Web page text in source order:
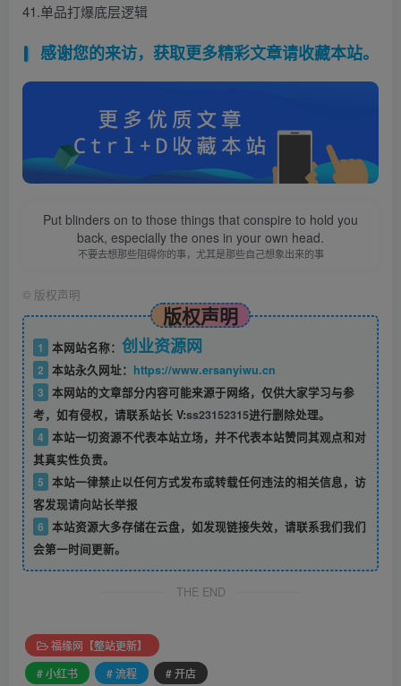
41.单品打爆底层逻辑
感谢您的来访，获取更多精彩文章请收藏本站。
Put blinders on to those things that conspire to hold you
back, especially the ones in your own head.
不要去想那些阻碍你的事，尤其是那些自己想象出来的事
© 版权声明
版权声明
1 本网站名称： 创业资源网
2 本站永久网址： https://www.ersanyiwu.cn
3 本网站的文章部分内容可能来源于网络，仅供大家学习与参
考，如有侵权，请联系站长 V:ss23152315进行删除处理。
4 本站一切资源不代表本站立场，并不代表本站赞同其观点和对
其真实性负责。
5 本站一律禁止以任何方式发布或转载任何违法的相关信息，访
客发现请向站长举报
6 本站资源大多存储在云盘，如发现链接失效，请联系我们我们
会第一时间更新。
THE END
福缘网【整站更新】
# 小红书
# 流程 # 开店